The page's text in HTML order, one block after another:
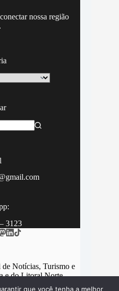
nossa região
3123
Notícias, Turismo e
e do Litoral Norte.
que você tenha a melhor